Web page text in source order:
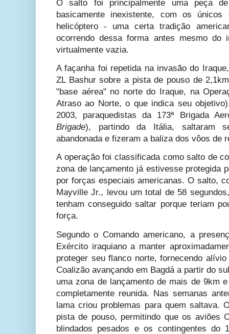
O salto foi principalmente uma peça
basicamente inexistente, com os
helicóptero - uma certa tradição
ocorrendo dessa forma antes mesmo
virtualmente vazia.
A façanha foi repetida na invasão do
ZL Bashur sobre a pista de pouso de
"base aérea" no norte do Iraque, na
Atraso ao Norte, o que indica seu
2003, paraquedistas da 173ª Brigada
Brigade), partindo da Itália, saltaram
abandonada e fizeram a baliza dos vôos de
A operação foi classificada como salto de
zona de lançamento já estivesse protegida
por forças especiais americanas.O salto,
Mayville Jr., levou um total de 58
tenham conseguido saltar porque teriam
força.
Segundo o Comando americano, a
Exército iraquiano a manter
proteger seu flanco norte, fornecendo
Coalizão avançando em Bagdá a partir do
uma zona de lançamento de mais de 9km
completamente reunida. Nas semanas
lama criou problemas para quem saltava.
pista de pouso, permitindo que os aviões
blindados pesados e os contingentes do